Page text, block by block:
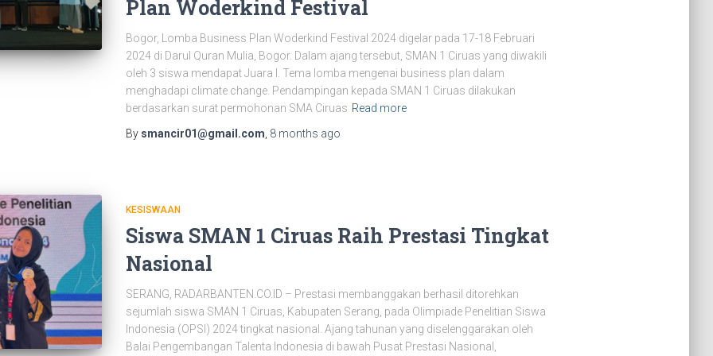
Plan Woderkind Festival
Bogor, Lomba Business Plan Woderkind Festival 2024 digelar pada 17-18 Februari
2024 di Darul Quran Mulia, Bogor. Dalam ajang tersebut, SMAN 1 Ciruas yang diwakili
oleh 3 siswa mendapat Juara I. Tema lomba mengenai business plan dalam
menghadapi climate change. Pendampingan kepada SMAN 1 Ciruas dilakukan
berdasarkan surat permohonan SMA Ciruas Read more
By smancir01@gmail.com 8 months ago
KESISWAAN
Siswa SMAN 1 Ciruas Raih Prestasi Tingkat
Nasional
SERANG, RADARBANTEN.CO.ID – Prestasi membanggakan berhasil ditorehkan
sejumlah siswa SMAN 1 Ciruas, Kabupaten Serang, pada Olimpiade Penelitian Siswa
Indonesia (OPSI) 2024 tingkat nasional. Ajang tahunan yang diselenggarakan oleh
Balai Pengembangan Talenta Indonesia di bawah Pusat Prestasi Nasional,